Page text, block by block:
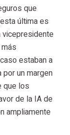
que
última es
vicepresidente
estaban a
por un margen
que los
de la IA de
ampliamente